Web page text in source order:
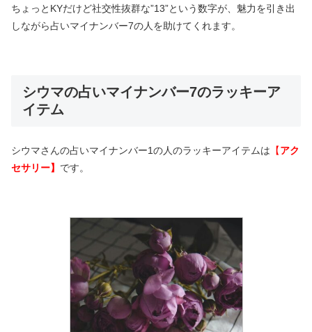
ちょっとKYだけど社交性抜群な”13”という数字が、魅力を引き出
しながら占いマイナンバー7の人を助けてくれます。
シウマの占いマイナンバー7のラッキーア
イテム
シウマさんの占いマイナンバー1の人のラッキーアイテムは 【アク
セサリー】 です。